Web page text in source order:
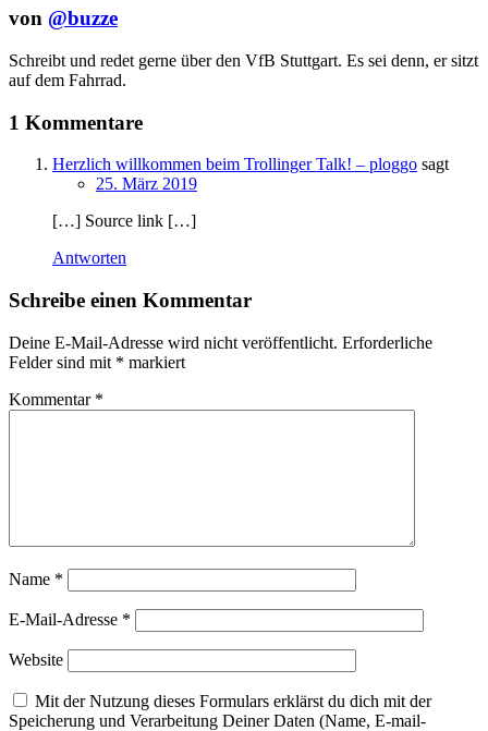
von @buzze
Schreibt und redet gerne über den VfB Stuttgart. Es sei denn, er sitzt
auf dem Fahrrad.
1 Kommentare
Herzlich willkommen beim Trollinger Talk! – ploggo sagt
25. März 2019
[…] Source link […]
Antworten
Schreibe einen Kommentar
Deine E-Mail-Adresse wird nicht veröffentlicht. Erforderliche
Felder sind mit * markiert
Kommentar *
Name *
E-Mail-Adresse *
Website
Mit der Nutzung dieses Formulars erklärst du dich mit der
Speicherung und Verarbeitung Deiner Daten (Name, E-mail-